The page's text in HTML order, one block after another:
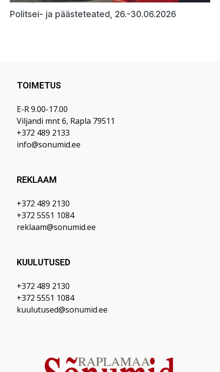
TOIMETUS
E-R 9.00-17.00
Viljandi mnt 6, Rapla 79511
+372 489 2133
info@sonumid.ee
REKLAAM
+372 489 2130
+372 5551 1084
reklaam@sonumid.ee
KUULUTUSED
+372 489 2130
+372 5551 1084
kuulutused@sonumid.ee